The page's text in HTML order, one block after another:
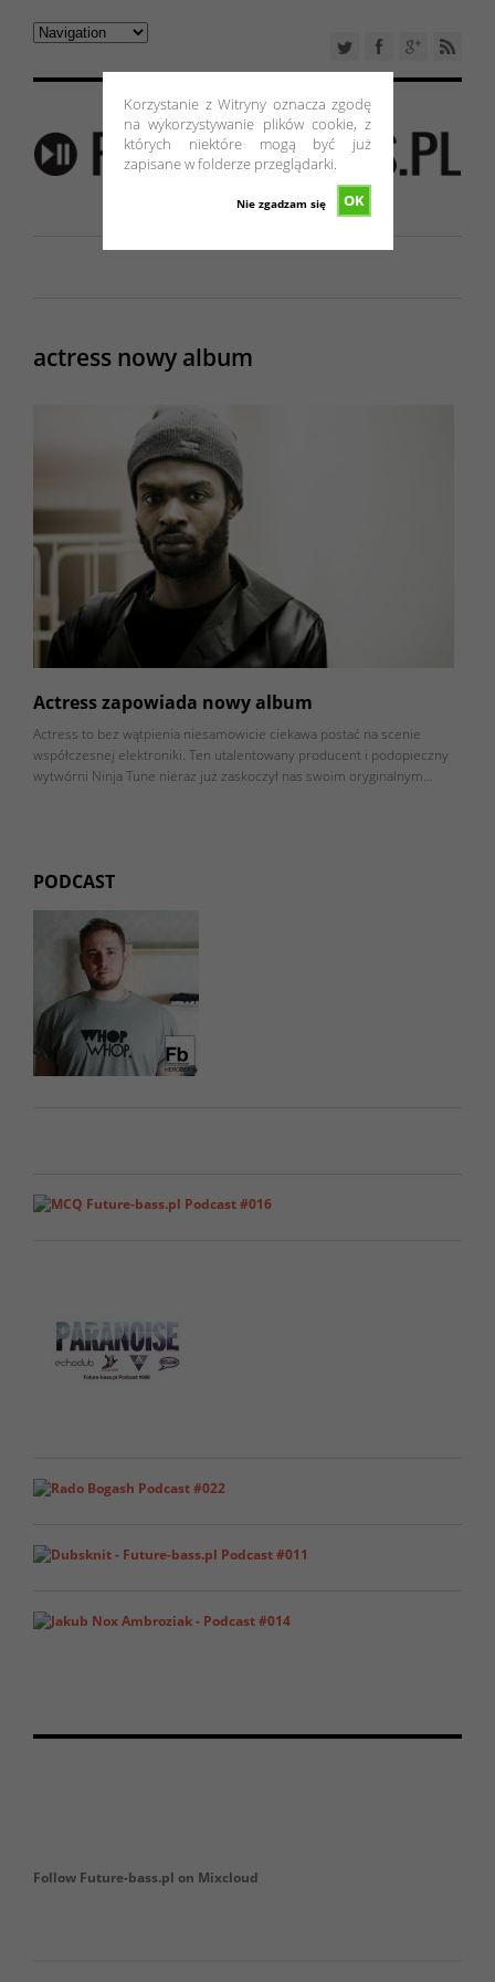
Korzystanie z Witryny oznacza zgodę
na wykorzystywanie plików cookie, z
których niektóre mogą być już
zapisane w folderze przeglądarki.
OK
Nie zgadzam się
actress nowy album
Actress zapowiada nowy album
Actress to bez wątpienia niesamowicie ciekawa postać na scenie
współczesnej elektroniki. Ten utalentowany producent i podopieczny
wytwórni Ninja Tune nieraz już zaskoczył nas swoim oryginalnym…
PODCAST
Follow Future-bass.pl on Mixcloud